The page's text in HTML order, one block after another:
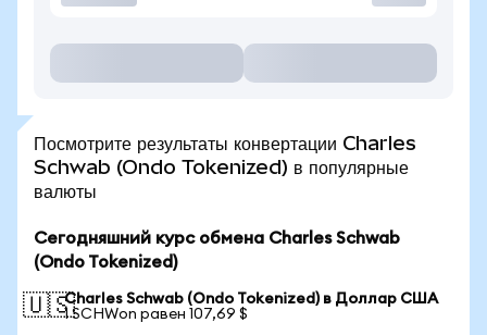
Посмотрите результаты конвертации Charles
Schwab (Ondo Tokenized) в популярные
валюты
Сегодняшний курс обмена Charles Schwab
(Ondo Tokenized)
🇺🇸Charles Schwab (Ondo Tokenized) в Доллар США
1 SCHWon равен 107,69 $